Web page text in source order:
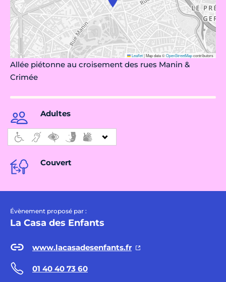
Leaflet|Map data ©OpenStreetMapcontributors
Allée piétonne au croisement des rues Manin &
Crimée
Adultes
Couvert
Évènement proposé par :
La Casa des Enfants
www.lacasadesenfants.fr
01 40 40 73 60